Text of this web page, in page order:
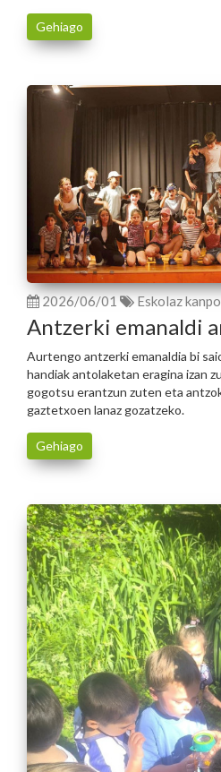
Gehiago
2026/06/01 Eskolaz
Antzerki emanaldi
Aurtengo antzerki emanaldia bi
handiak antolaketan eragina izan
gogotsu erantzun zuten eta
gaztetxoen lanaz gozatzeko.
Gehiago